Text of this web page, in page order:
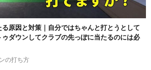
原因と対策｜自分ではちゃんと打とうとして
ダウンしてクラブの先っぽに当たるのには必
の打ち方